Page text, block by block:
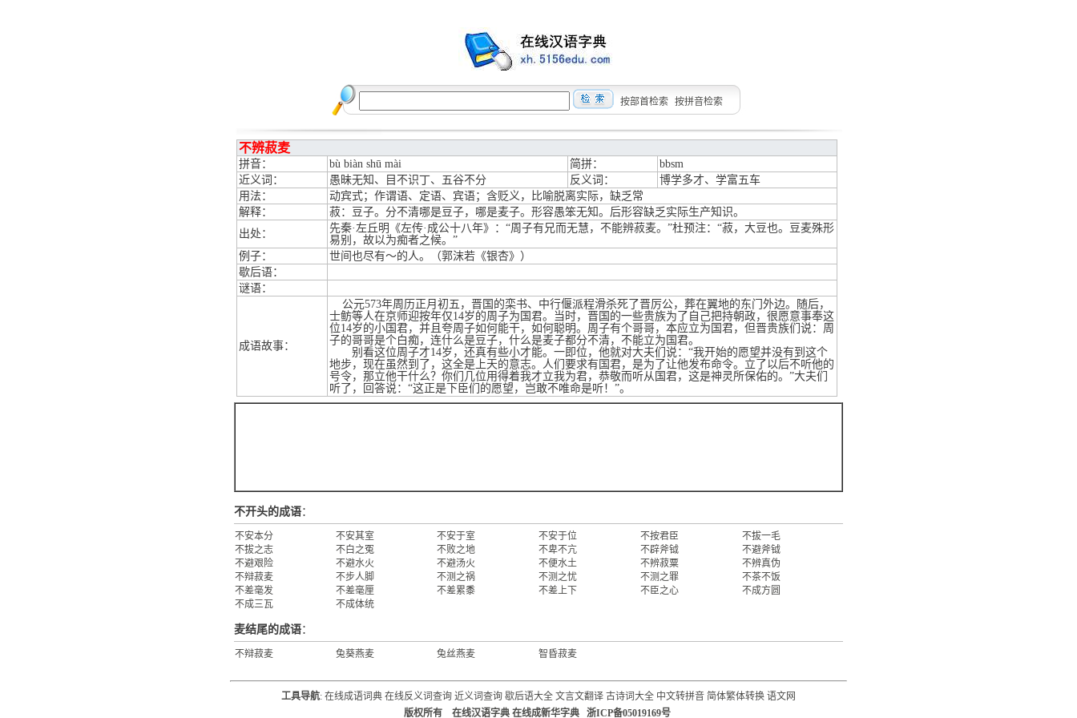
按部首检索 按拼音检索
不辨菽麦
拼音： bù biàn shū mài 简拼：
bbsm
近义词：
愚昧无知、目不识丁、五谷不分 反义词：
博学多才、学富五车
用法：
动宾式；作谓语、定语、宾语；含贬义，比喻脱离实际，缺乏常
解释：
菽：豆子。分不清哪是豆子，哪是麦子。形容愚笨无知。后形容缺乏实际生产知识。
出处：
先秦·左丘明《左传·成公十八年》：“周子有兄而无慧，不能辨菽麦。”杜预注：“菽，大豆也。豆麦殊形
易别，故以为痴者之候。”
例子：
世间也尽有～的人。（郭沫若《银杏》）
歇后语：
谜语：
成语故事：
公元573年周历正月初五，晋国的栾书、中行偃派程滑杀死了晋厉公，葬在翼地的东门外边。随后，
士鲂等人在京师迎按年仅14岁的周子为国君。当时，晋国的一些贵族为了自己把持朝政，很愿意事奉这
位14岁的小国君，并且夸周子如何能干，如何聪明。周子有个哥哥，本应立为国君，但晋贵族们说：周
子的哥哥是个白痴，连什么是豆子，什么是麦子都分不清，不能立为国君。
别看这位周子才14岁，还真有些小才能。一即位，他就对大夫们说：“我开始的愿望并没有到这个
地步，现在虽然到了，这全是上天的意志。人们要求有国君，是为了让他发布命令。立了以后不听他的
号令，那立他干什么？你们几位用得着我才立我为君，恭敬而听从国君，这是神灵所保佑的。”大夫们
听了，回答说：“这正是下臣们的愿望，岂敢不唯命是听！”。
不开头的成语：
不安本分 不安其室 不安于室 不安于位 不按君臣
不拔一毛
不拔之志
不白之冤 不败之地 不卑不亢 不辟斧钺
不避斧钺
不避艰险
不避水火 不避汤火 不便水土 不辨菽粟
不辨真伪
不辩菽麦
不步人脚 不测之祸 不测之忧 不测之罪
不茶不饭
不差毫发
不差毫厘 不差累黍 不差上下 不臣之心
不成方圆
不成三瓦
不成体统
麦结尾的成语：
不辩菽麦 兔葵燕麦 兔丝燕麦 智昏菽麦
工具导航: 在线成语词典 在线反义词查询 近义词查询 歇后语大全 文言文翻译 古诗词大全 中文转拼音 简体繁体转换 语文网
版权所有 在线汉语字典 在线成新华字典 浙ICP备05019169号